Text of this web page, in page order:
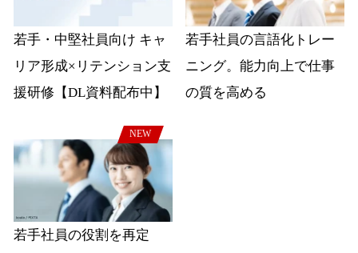
若手・中堅社員向け キャ
リア形成×リテンション支
援研修【DL資料配布中】
若手社員の言語化トレー
ニング。能力向上で仕事
の質を高める
NEW
若手社員の役割を再定